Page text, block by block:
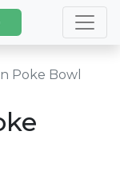
Poke Bowl